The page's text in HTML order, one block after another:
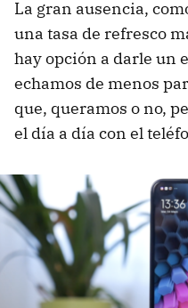
La gran ausencia,
una tasa de refresco
hay opción a darle un
echamos de menos
que, queramos o no,
el día a día con el